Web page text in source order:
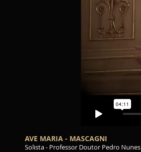
AVE MARIA - MASCAGNI
Solista - Professor Doutor Pedro Nunes